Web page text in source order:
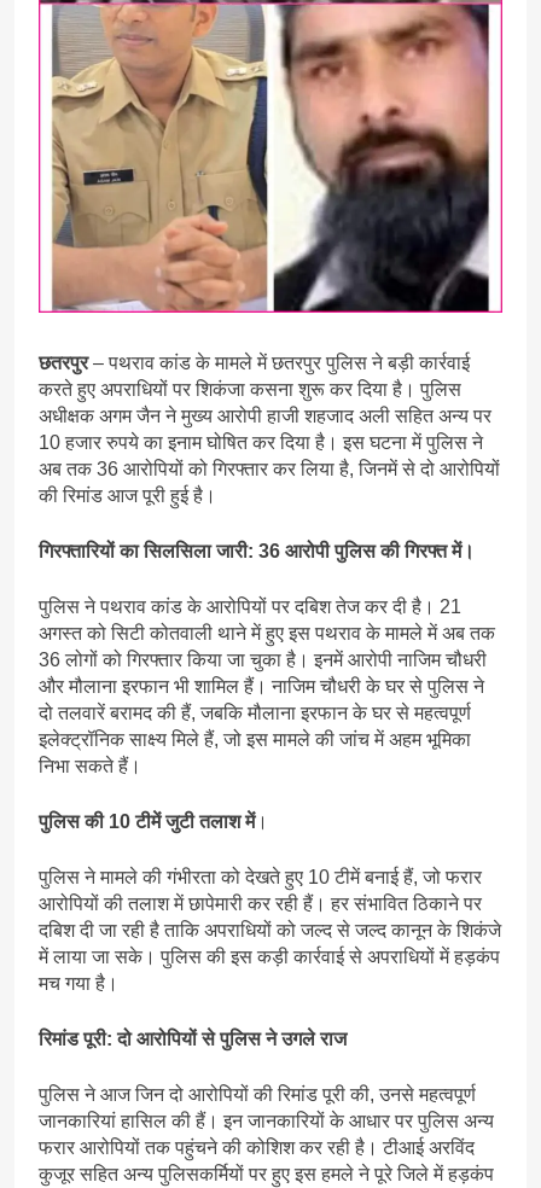
छतरपुर– पथराव कांड के मामले में छतरपुर पुलिस ने बड़ी कार्रवाई
करते हुए अपराधियों पर शिकंजा कसना शुरू कर दिया है। पुलिस
अधीक्षक अगम जैन ने मुख्य आरोपी हाजी शहजाद अली सहित अन्य पर
10 हजार रुपये का इनाम घोषित कर दिया है। इस घटना में पुलिस ने
अब तक 36 आरोपियों को गिरफ्तार कर लिया है, जिनमें से दो आरोपियों
की रिमांड आज पूरी हुई है।
गिरफ्तारियों का सिलसिला जारी: 36 आरोपी पुलिस की गिरफ्त में।
पुलिस ने पथराव कांड के आरोपियों पर दबिश तेज कर दी है। 21
अगस्त को सिटी कोतवाली थाने में हुए इस पथराव के मामले में अब तक
36 लोगों को गिरफ्तार किया जा चुका है। इनमें आरोपी नाजिम चौधरी
और मौलाना इरफान भी शामिल हैं। नाजिम चौधरी के घर से पुलिस ने
दो तलवारें बरामद की हैं, जबकि मौलाना इरफान के घर से महत्वपूर्ण
इलेक्ट्रॉनिक साक्ष्य मिले हैं, जो इस मामले की जांच में अहम भूमिका
निभा सकते हैं।
पुलिस की 10 टीमें जुटी तलाश में।
पुलिस ने मामले की गंभीरता को देखते हुए 10 टीमें बनाई हैं, जो फरार
आरोपियों की तलाश में छापेमारी कर रही हैं। हर संभावित ठिकाने पर
दबिश दी जा रही है ताकि अपराधियों को जल्द से जल्द कानून के शिकंजे
में लाया जा सके। पुलिस की इस कड़ी कार्रवाई से अपराधियों में हड़कंप
मच गया है।
रिमांड पूरी: दो आरोपियों से पुलिस ने उगले राज
पुलिस ने आज जिन दो आरोपियों की रिमांड पूरी की, उनसे महत्वपूर्ण
जानकारियां हासिल की हैं। इन जानकारियों के आधार पर पुलिस अन्य
फरार आरोपियों तक पहुंचने की कोशिश कर रही है। टीआई अरविंद
कुजूर सहित अन्य पुलिसकर्मियों पर हुए इस हमले ने पूरे जिले में हड़कंप